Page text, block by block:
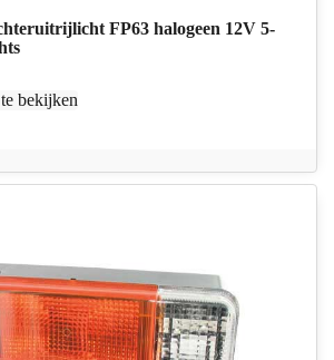
FP63 halogeen 12V 5-
bekijken